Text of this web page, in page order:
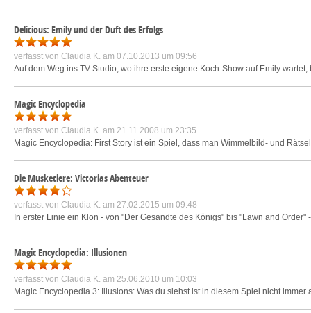
Delicious: Emily und der Duft des Erfolgs
verfasst von Claudia K. am 07.10.2013 um 09:56
Auf dem Weg ins TV-Studio, wo ihre erste eigene Koch-Show auf Emily
Magic Encyclopedia
verfasst von Claudia K. am 21.11.2008 um 23:35
Magic Encyclopedia: First Story ist ein Spiel, dass man Wimmelbild- und
Die Musketiere: Victorias Abenteuer
verfasst von Claudia K. am 27.02.2015 um 09:48
In erster Linie ein Klon - von "Der Gesandte des Königs" bis "Lawn and
Magic Encyclopedia: Illusionen
verfasst von Claudia K. am 25.06.2010 um 10:03
Magic Encyclopedia 3: Illusions: Was du siehst ist in diesem Spiel nicht